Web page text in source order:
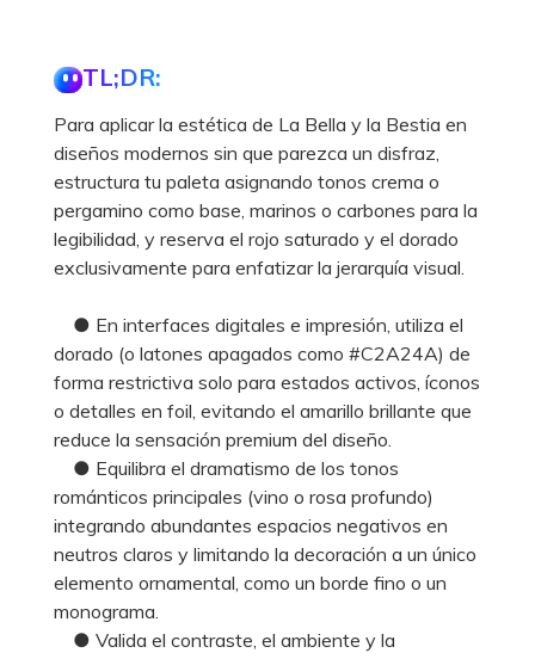
TL;DR:
Para aplicar la estética de La Bella y la Bestia en
diseños modernos sin que parezca un disfraz,
estructura tu paleta asignando tonos crema o
pergamino como base, marinos o carbones para la
legibilidad, y reserva el rojo saturado y el dorado
exclusivamente para enfatizar la jerarquía visual.
● En interfaces digitales e impresión, utiliza el
dorado (o latones apagados como #C2A24A) de
forma restrictiva solo para estados activos, íconos
o detalles en foil, evitando el amarillo brillante que
reduce la sensación premium del diseño.
● Equilibra el dramatismo de los tonos
románticos principales (vino o rosa profundo)
integrando abundantes espacios negativos en
neutros claros y limitando la decoración a un único
elemento ornamental, como un borde fino o un
monograma.
● Valida el contraste, el ambiente y la